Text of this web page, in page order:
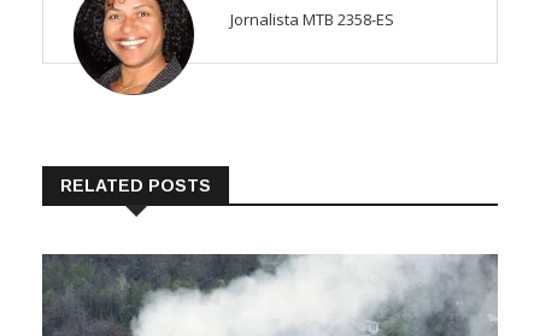
Jornalista MTB 2358-ES
RELATED POSTS